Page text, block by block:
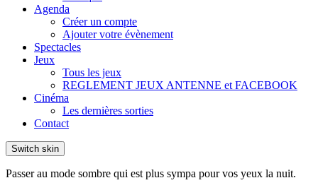
Agenda
Créer un compte
Ajouter votre évènement
Spectacles
Jeux
Tous les jeux
REGLEMENT JEUX ANTENNE et FACEBOOK
Cinéma
Les dernières sorties
Contact
Switch skin
Passer au mode sombre qui est plus sympa pour vos yeux la nuit.